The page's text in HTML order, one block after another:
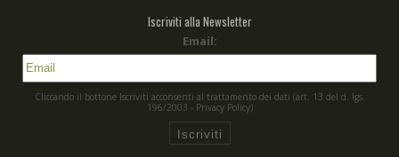
Iscriviti alla Newsletter
Email:
Cliccando il bottone Iscriviti acconsenti al trattamento dei dati (art. 13 del d. Igs.
196/2003 - Privacy Policy)